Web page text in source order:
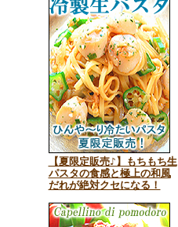
【夏限定販売♪】もちもち生
パスタの食感と極上の和風
だれが絶対クセになる！